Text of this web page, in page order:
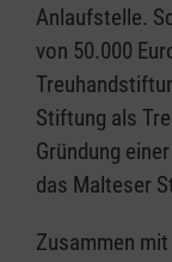
Anlaufstelle.
von 50.000
Stiftung als
Gründung
das Malteser
Zusammen